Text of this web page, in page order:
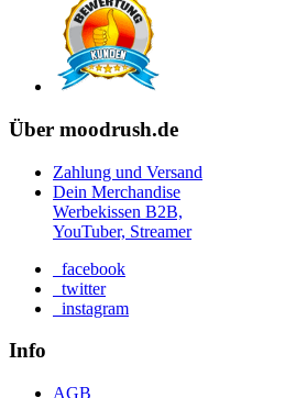
Über moodrush.de
Zahlung und Versand
Dein Merchandise
Werbekissen B2B,
YouTuber, Streamer
facebook
twitter
instagram
Info
AGB